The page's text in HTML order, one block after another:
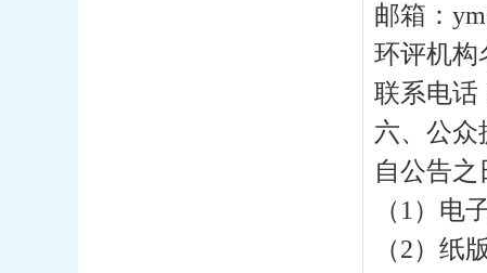
邮箱：
环评机构
联系电话
六、公众
自公告之
（1）电
（2）纸